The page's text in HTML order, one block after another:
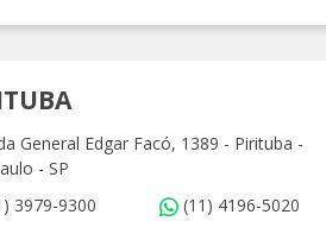
General Edgar Facó, 1389 - Pirituba -
- SP
3979-9300
(11) 4196-5020